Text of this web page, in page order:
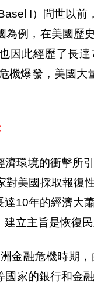
I）問世以
為例，在美國歷
因此經歷了長
機爆發，美國
濟環境的衝擊所
對美國採取報復
達10年的經濟大
立主旨是恢復
金融危機時期
家的銀行和金